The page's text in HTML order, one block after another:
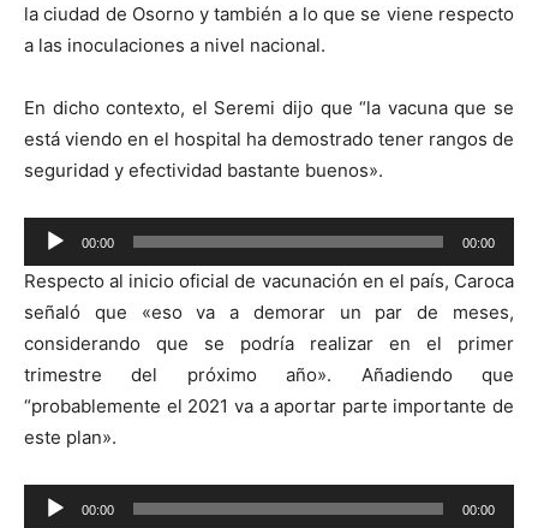
la ciudad de Osorno y también a lo que se viene respecto
a las inoculaciones a nivel nacional.
En dicho contexto, el Seremi dijo que “la vacuna que se
está viendo en el hospital ha demostrado tener rangos de
seguridad y efectividad bastante buenos».
Reproductor
de
audio
00:00 00:00
Respecto al inicio oficial de vacunación en el país, Caroca
señaló que «eso va a demorar un par de meses,
considerando que se podría realizar en el primer
trimestre del próximo año». Añadiendo que
“probablemente el 2021 va a aportar parte importante de
este plan».
Reproductor
00:00 00:00